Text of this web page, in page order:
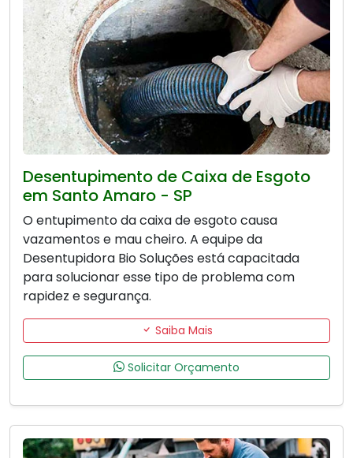
Desentupimento de Caixa de Esgoto
em Santo Amaro - SP
O entupimento da caixa de esgoto causa
vazamentos e mau cheiro. A equipe da
Desentupidora Bio Soluções está capacitada
para solucionar esse tipo de problema com
rapidez e segurança.
Saiba Mais
Solicitar Orçamento